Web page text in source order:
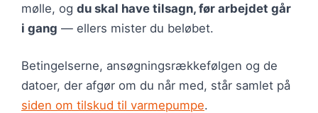
mølle, og du skal have tilsagn, før arbejdet går
i gang — ellers mister du beløbet.
Betingelserne, ansøgningsrækkefølgen og de
datoer, der afgør om du når med, står samlet på
siden om tilskud til varmepumpe.